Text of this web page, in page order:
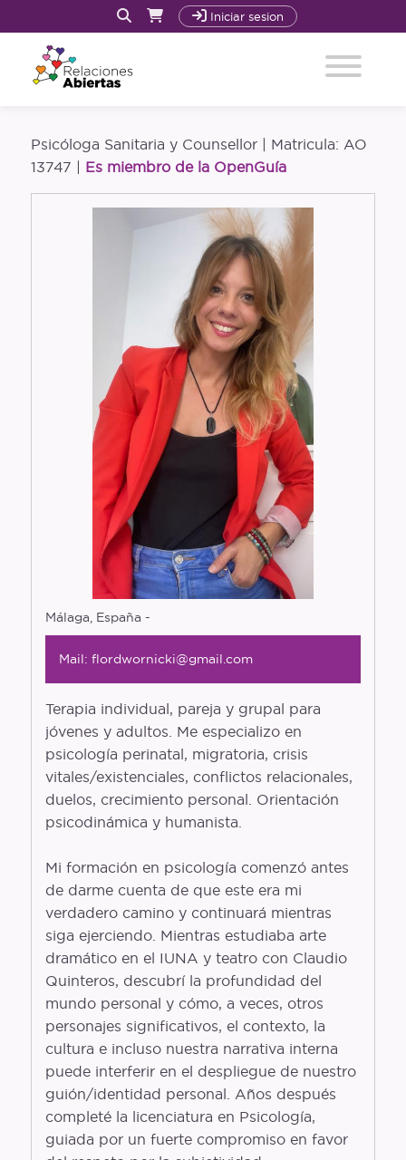
Iniciar sesion
Quiénes Somos y Cómo trabajamos
Acompañamiento
Nuestro Libro: La Revolución Sexoafectiva
Glosario
Entrevistas
Polymapa
Openguia
Podcast
Psicóloga Sanitaria y Counsellor | Matricula: AO
13747 | Es miembro de la OpenGuía
Málaga, España -
Mail: flordwornicki@gmail.com
Terapia individual, pareja y grupal para
jóvenes y adultos. Me especializo en
psicología perinatal, migratoria, crisis
vitales/existenciales, conflictos relacionales,
duelos, crecimiento personal. Orientación
psicodinámica y humanista.
Mi formación en psicología comenzó antes
de darme cuenta de que este era mi
verdadero camino y continuará mientras
siga ejerciendo. Mientras estudiaba arte
dramático en el IUNA y teatro con Claudio
Quinteros, descubrí la profundidad del
mundo personal y cómo, a veces, otros
personajes significativos, el contexto, la
cultura e incluso nuestra narrativa interna
puede interferir en el despliegue de nuestro
guión/identidad personal. Años después
completé la licenciatura en Psicología,
guiada por un fuerte compromiso en favor